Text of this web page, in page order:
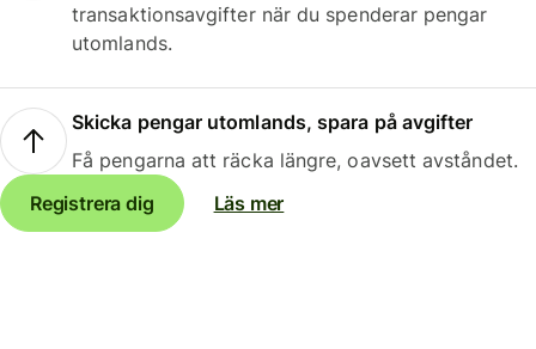
transaktionsavgifter när du spenderar pengar
utomlands.
Skicka pengar utomlands, spara på avgifter
Få pengarna att räcka längre, oavsett avståndet.
Registrera dig
Läs mer